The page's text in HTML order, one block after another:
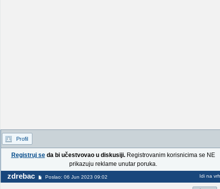
Profil
Registruj seda bi učestvovao u diskusiji.Registrovanim korisnicima se NE
prikazuju reklame unutar poruka.
zdrebac Poslao: 06 Jun 2023 09:02 Idi na vrh